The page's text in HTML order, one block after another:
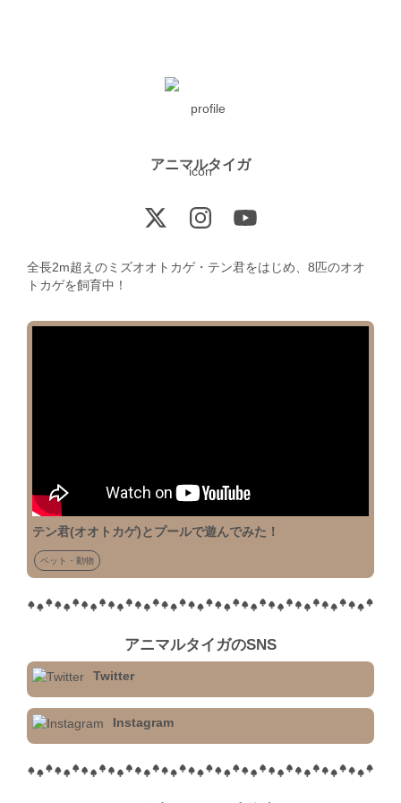
アニマルタイガ
全長2m超えのミズオオトカゲ・テン君をはじめ、8匹のオオ
トカゲを飼育中！
テン君(オオトカゲ)とプールで遊んでみた！
ペット・動物
アニマルタイガのSNS
Twitter
Instagram